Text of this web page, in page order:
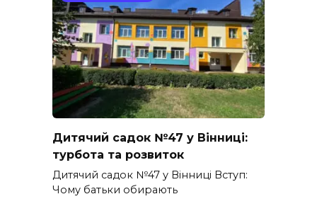
Дитячий садок №47 у Вінниці:
турбота та розвиток
Дитячий садок №47 у Вінниці Вступ:
Чому батьки обирають